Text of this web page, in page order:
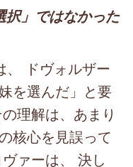
択」ではなかった
ドヴォルザー
を選んだ」と要
理解は、あまり
核心を見誤って
ァーは、 決し